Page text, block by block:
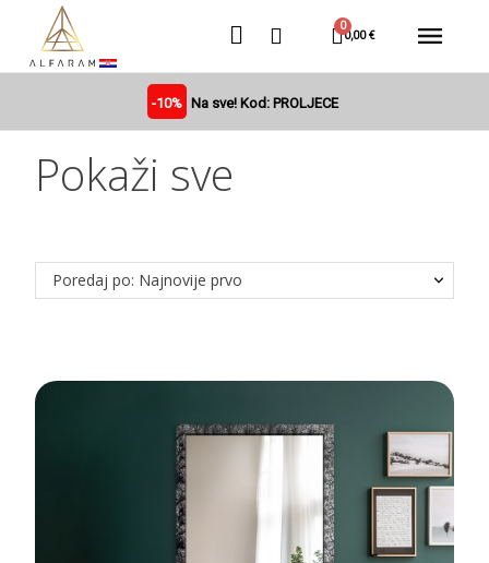
0,00 €
-10% Na sve! Kod: PROLJECE
Pokaži sve
Poredaj po: Najnovije prvo